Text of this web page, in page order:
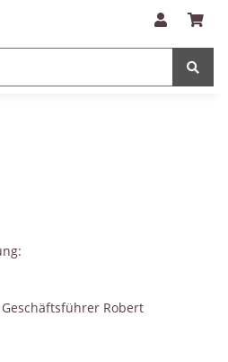
Robert